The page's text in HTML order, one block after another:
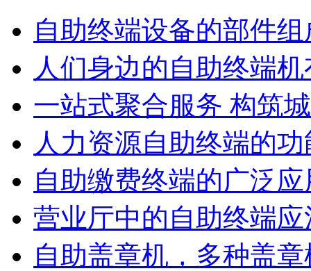
自助终端设备的部件组
人们身边的自助终端
一站式聚合服务 构筑
人力资源自助终端的
自助缴费终端的广泛
营业厅中的自助终端应
自助盖章机，多种盖